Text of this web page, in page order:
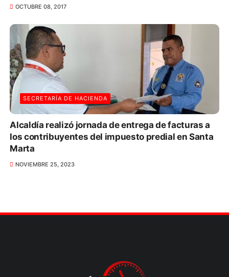
OCTUBRE 08, 2017
SECRETARÍA DE HACIENDA
Alcaldía realizó jornada de entrega de facturas a
los contribuyentes del impuesto predial en Santa
Marta
NOVIEMBRE 25, 2023